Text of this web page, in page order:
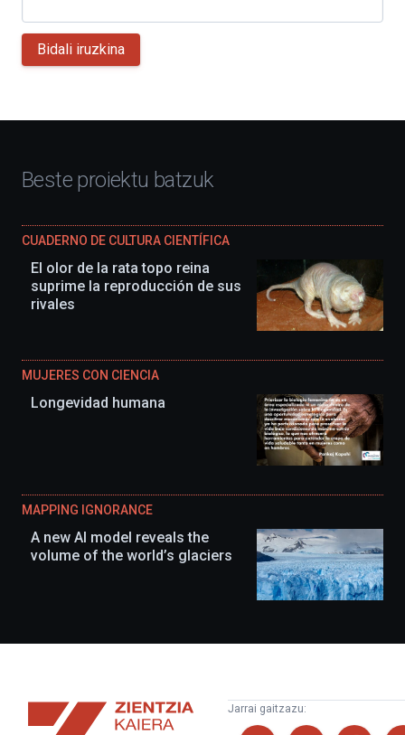
Bidali iruzkina
Beste proiektu batzuk
CUADERNO DE CULTURA CIENTÍFICA
El olor de la rata topo reina
suprime la reproducción de sus
rivales
MUJERES CON CIENCIA
Longevidad humana
MAPPING IGNORANCE
A new AI model reveals the
volume of the world’s glaciers
Zientzia
Kaiera
Jarrai gaitzazu: